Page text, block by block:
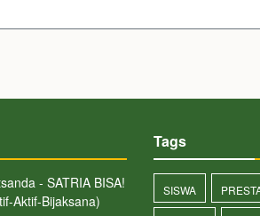
- SATRIA BISA!
Aktif-Bijaksana)
Tags
SISWA